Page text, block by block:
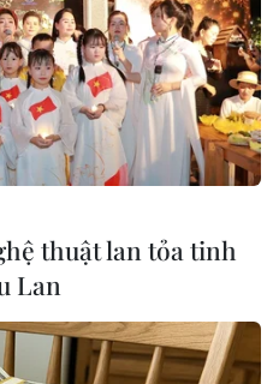
thuật lan tỏa tinh
Lan